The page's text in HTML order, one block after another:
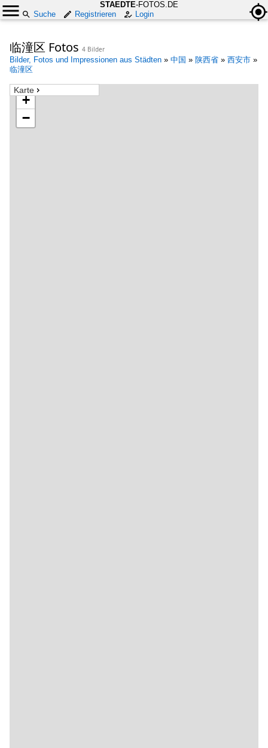
STAEDTE-FOTOS.DE
Suche
Registrieren Login
临潼区 Fotos 4 Bilder
Bilder, Fotos und Impressionen aus Städten » 中国 » 陕西省 » 西安市 »
临潼区
Karte
+
−